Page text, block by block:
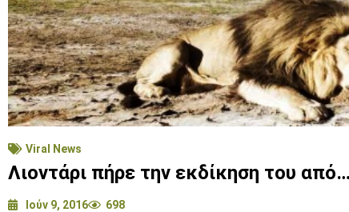
Viral News
Λιοντάρι πήρε την εκδίκηση του
Ιούν 9, 2016 698